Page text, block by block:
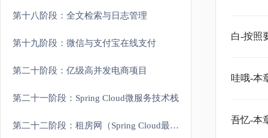
第十八阶段：全文检索与日志管理
第十九阶段：微信与支付宝在线支付
第二十阶段：亿级高并发电商项目
第二十一阶段：Spring Cloud微服务技术栈
第二十二阶段：租房网（Spring Cloud最新架构）
白-按照
哇哦-本
吾忆-本